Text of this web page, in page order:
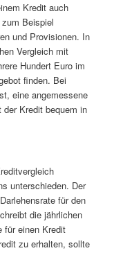
Kredit auch
Beispiel
und Provisionen. In
Vergleich mit
Hundert Euro im
finden. Bei
eine angemessene
Kredit bequem in
unterschieden. Der
für den
die jährlichen
für einen Kredit
zu erhalten, sollte